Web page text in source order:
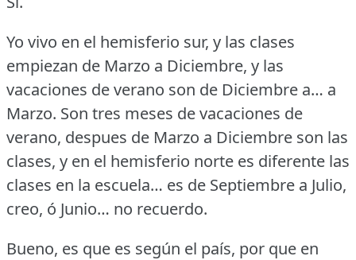
Yo vivo en el hemisferio sur, y las clases
empiezan de Marzo a Diciembre, y las
vacaciones de verano son de Diciembre a… a
Marzo. Son tres meses de vacaciones de
verano, despues de Marzo a Diciembre son las
clases, y en el hemisferio norte es diferente las
clases en la escuela… es de Septiembre a Julio,
creo, ó Junio… no recuerdo.
Bueno, es que es según el país, por que en